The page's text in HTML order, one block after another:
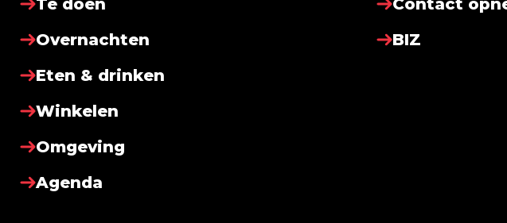
Te doen
Overnachten
Eten & drinken
Winkelen
Omgeving
Agenda
Contact
BIZ